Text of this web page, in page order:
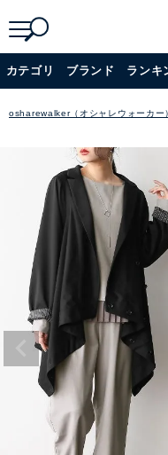
カテゴリ ブランド ランキ
osharewalker（オシャレウォーカー